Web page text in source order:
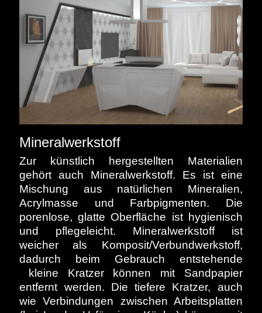
Mineralwerkstoff
Zur künstlich hergestellten Materialien
gehört auch Mineralwerkstoff. Es ist eine
Mischung aus natürlichen Mineralien,
Acrylmasse und Farbpigmenten. Die
porenlose, glatte Oberfläche ist hygienisch
und pflegeleicht. Mineralwerkstoff ist
weicher als Komposit/Verbundwerkstoff,
dadurch beim Gebrauch entstehende
kleine Kratzer können mit Sandpapier
entfernt werden. Die tiefere Kratzer, auch
wie Verbindungen zwischen Arbeitsplatten